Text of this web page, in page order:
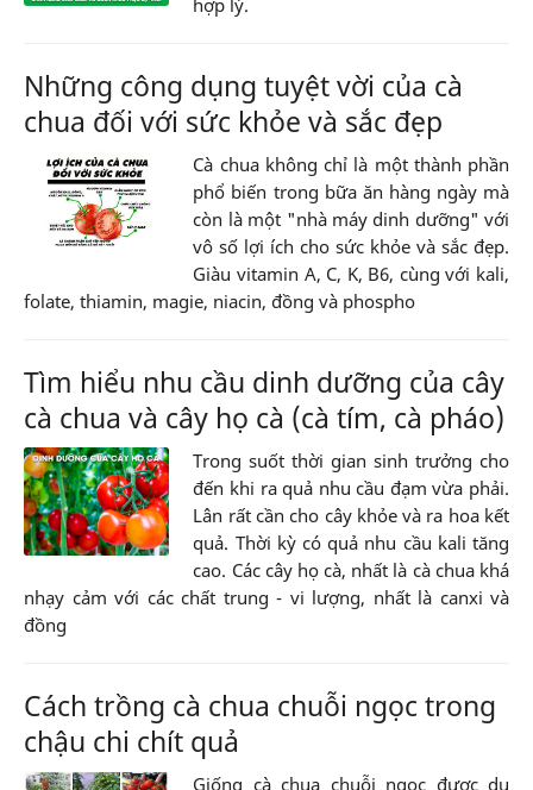
Những công dụng tuyệt vời của cà
chua đối với sức khỏe và sắc đẹp
Cà chua không chỉ là một thành phần
phổ biến trong bữa ăn hàng ngày mà
còn là một "nhà máy dinh dưỡng" với
vô số lợi ích cho sức khỏe và sắc đẹp.
Giàu vitamin A, C, K, B6, cùng với kali,
folate, thiamin, magie, niacin, đồng và phospho
Tìm hiểu nhu cầu dinh dưỡng của cây
cà chua và cây họ cà (cà tím, cà pháo)
Trong suốt thời gian sinh trưởng cho
đến khi ra quả nhu cầu đạm vừa phải.
Lân rất cần cho cây khỏe và ra hoa kết
quả. Thời kỳ có quả nhu cầu kali tăng
cao. Các cây họ cà, nhất là cà chua khá
nhạy cảm với các chất trung - vi lượng, nhất là canxi và
đồng
Cách trồng cà chua chuỗi ngọc trong
chậu chi chít quả
Giống cà chua chuỗi ngọc được du